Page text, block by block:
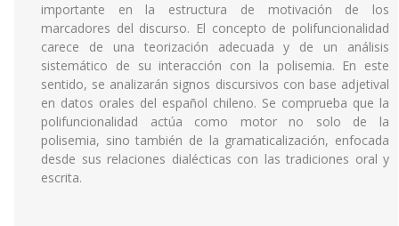
importante en la estructura de motivación de los
marcadores del discurso. El concepto de polifuncionalidad
carece de una teorización adecuada y de un análisis
sistemático de su interacción con la polisemia. En este
sentido, se analizarán signos discursivos con base adjetival
en datos orales del español chileno. Se comprueba que la
polifuncionalidad actúa como motor no solo de la
polisemia, sino también de la gramaticalización, enfocada
desde sus relaciones dialécticas con las tradiciones oral y
escrita.